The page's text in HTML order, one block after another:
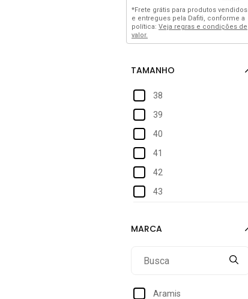
*Frete grátis para produtos vendidos
e entregues pela Dafiti, conforme a
política: Veja regras e condições de
valor.
38
39
40
41
42
43
Aramis